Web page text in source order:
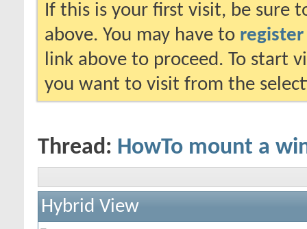
If this is your first visit, be sure
above. You may have to register
link above to proceed. To start
you want to visit from the
Thread: HowTo mount a
Hybrid View